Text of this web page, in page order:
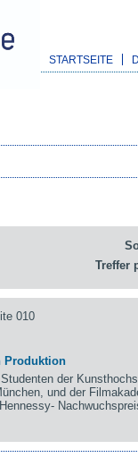
STARTSEITE
Treffer
010
Produktion
der
und der